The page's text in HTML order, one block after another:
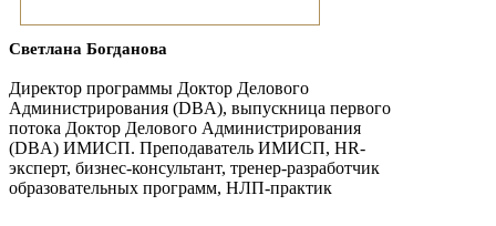
Светлана Богданова
Директор программы Доктор Делового
Администрирования (DBA), выпускница первого
потока Доктор Делового Администрирования
(DBA) ИМИСП. Преподаватель ИМИСП, HR-
эксперт, бизнес-консультант, тренер-разработчик
образовательных программ, НЛП-практик